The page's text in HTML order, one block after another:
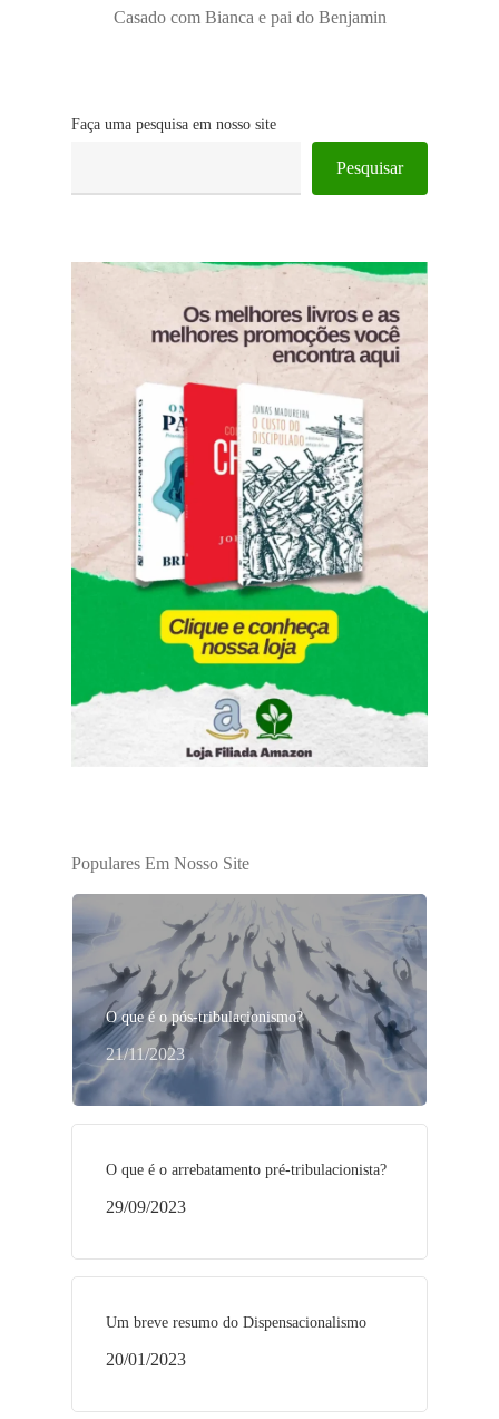
Casado com Bianca e pai do Benjamin
Faça uma pesquisa em nosso site
Pesquisar
Populares Em Nosso Site
O que é o pós-tribulacionismo?
21/11/2023
O que é o arrebatamento pré-tribulacionista?
29/09/2023
Um breve resumo do Dispensacionalismo
20/01/2023